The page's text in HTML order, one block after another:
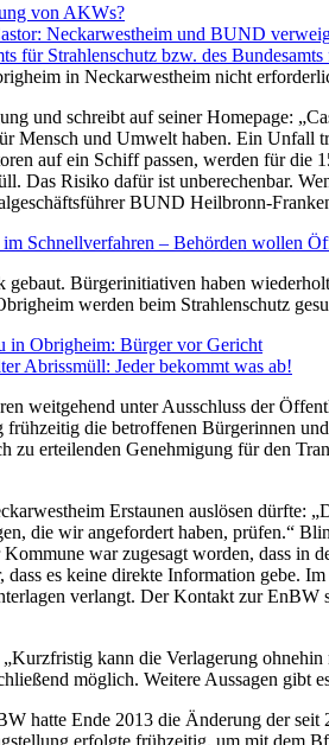
von AKWs?
Neckarwestheim und BUND
für Strahlenschutz bzw. des
in Neckarwestheim nicht
und schreibt auf seiner Homepage:
Mensch und Umwelt haben. Ein
auf ein Schiff passen, werden für
Das Risiko dafür ist unberechenbar.
BUND Heilbronn-
Schnellverfahren – Behörden wollen
Bürgerinitiativen haben
werden beim Strahlenschutz
in Obrigheim: Bürger vor Gericht
Abrissmüll: Jeder bekommt was ab!
weitgehend unter Ausschluss der
die betroffenen Bürgerinnen
zu erteilenden Genehmigung für den
Erstaunen auslösen dürfte:
die wir angefordert haben, prüfen.“
war zugesagt worden, dass in
dass es keine direkte Information gebe.
verlangt. Der Kontakt zur EnBW
„Kurzfristig kann die Verlagerung ohnehin
möglich. Weitere Aussagen gibt
hatte Ende 2013 die Änderung der
erfolgte frühzeitig, um mit dem